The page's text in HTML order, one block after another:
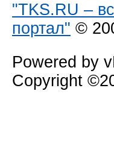
"TKS.RU –
портал" ©
Powered by
Copyright